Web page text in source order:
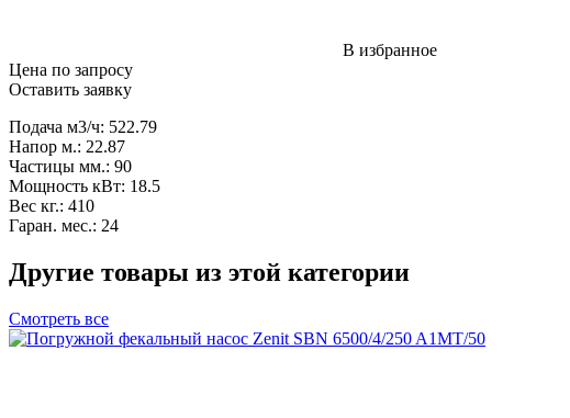
В избранное
Цена по запросу
Оставить заявку
Подача м3/ч: 522.79
Напор м.: 22.87
Частицы мм.: 90
Мощность кВт: 18.5
Вес кг.: 410
Гаран. мес.: 24
Другие товары из этой категории
Смотреть все